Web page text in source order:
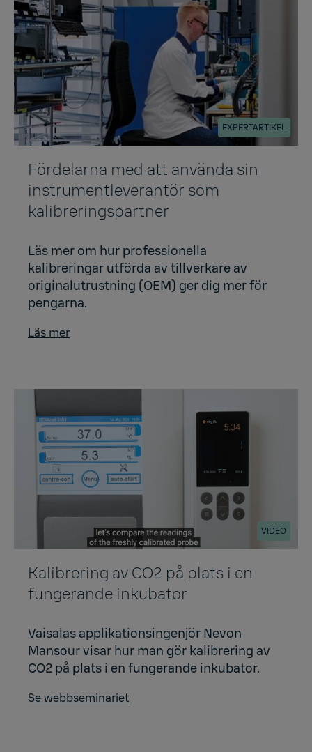
EXPERTARTIKEL
Fördelarna med att använda sin
instrumentleverantör som
kalibreringspartner
Läs mer om hur professionella
kalibreringar utförda av tillverkare av
originalutrustning (OEM) ger dig mer för
pengarna.
Läs mer
VIDEO
Kalibrering av CO2 på plats i en
fungerande inkubator
Vaisalas applikationsingenjör Nevon
Mansour visar hur man gör kalibrering av
CO2 på plats i en fungerande inkubator.
Se webbseminariet